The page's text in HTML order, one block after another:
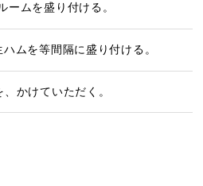
ームを盛り付ける。
ムを等間隔に盛り付ける。
かけていただく。